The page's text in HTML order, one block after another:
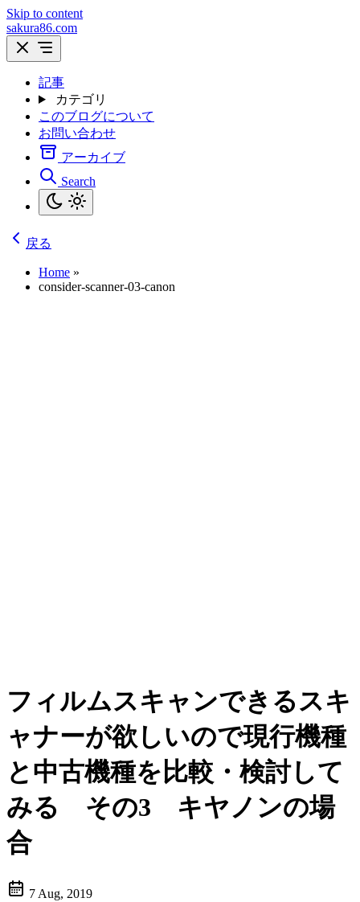
Skip to content
sakura86.com
記事
カテゴリ
このブログについて
お問い合わせ
アーカイブ
Search
戻る
Home »
consider-scanner-03-canon
フィルムスキャンできるスキ
ャナーが欲しいので現行機種
と中古機種を比較・検討して
みる その3 キヤノンの場
合
7 Aug, 2019